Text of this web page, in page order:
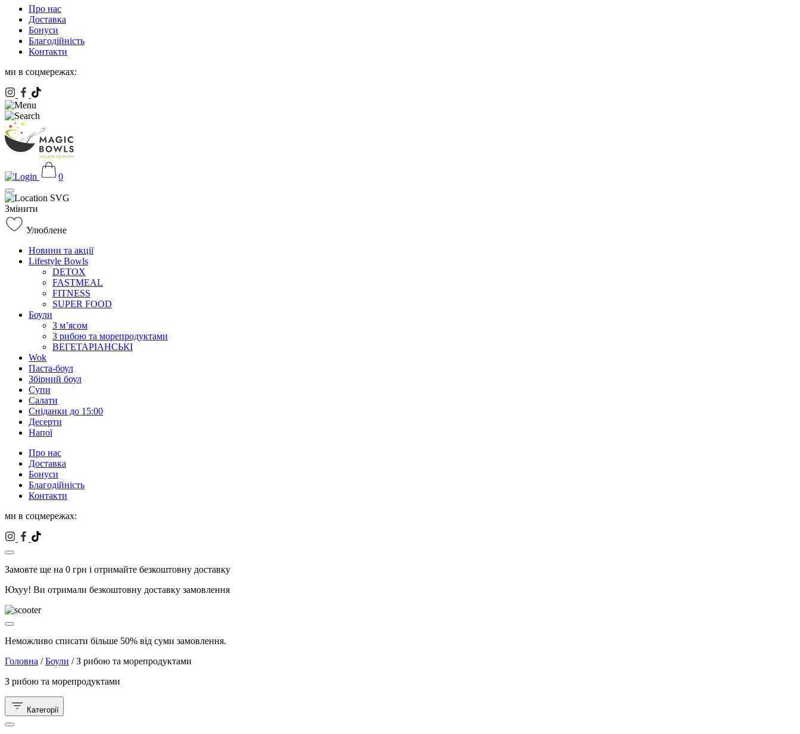
Про нас
Доставка
Бонуси
Благодійність
Контакти
ми в соцмережах:
0
Змінити
Улюблене
Новини та акції
Lifestyle Bowls
DETOX
FASTMEAL
FITNESS
SUPER FOOD
Боули
З м’ясом
З рибою та морепродуктами
ВЕГЕТАРІАНСЬКІ
Wok
Паста-боул
Збірний боул
Супи
Салати
Сніданки до 15:00
Десерти
Напої
Про нас
Доставка
Бонуси
Благодійність
Контакти
ми в соцмережах:
Замовте ще на 0 грн і отримайте безкоштовну доставку
Юхуу! Ви отримали безкоштовну доставку замовлення
Неможливо списати більше 50% від суми замовлення.
Головна /Боули / З рибою та морепродуктами
З рибою та морепродуктами
Категорії